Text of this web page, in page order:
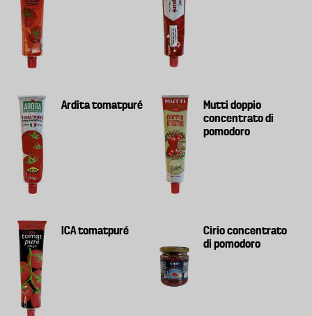
Ardita tomatpuré
Mutti doppio
concentrato di
pomodoro
ICA tomatpuré
Cirio concentrato
di pomodoro